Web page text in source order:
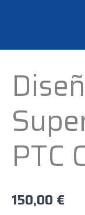
PTC
150,00 €
Diseño
de
Superficies
con
PTC
Creo
20